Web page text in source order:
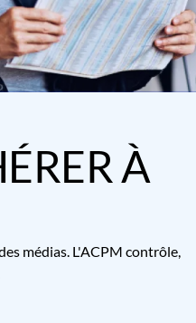
À
médias. L'ACPM contrôle,